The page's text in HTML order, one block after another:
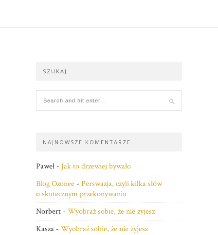
SZUKAJ
NAJNOWSZE KOMENTARZE
Paweł - Jak to drzewiej bywało
Blog Ozonee - Perswazja, czyli kilka słów
o skutecznym przekonywaniu
Norbert - Wyobraź sobie, że nie żyjesz
Kasza - Wyobraź sobie, że nie żyjesz